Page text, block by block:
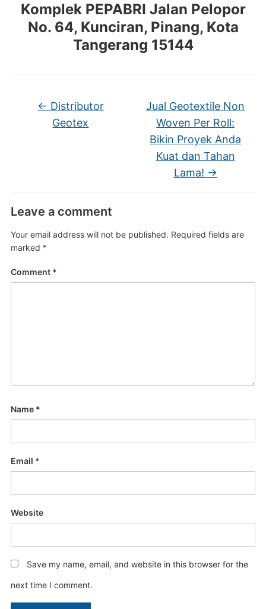
Komplek PEPABRI Jalan Pelopor
No. 64, Kunciran, Pinang, Kota
Tangerang 15144
← Distributor
Geotex
Jual Geotextile Non
Woven Per Roll:
Bikin Proyek Anda
Kuat dan Tahan
Lama! →
Leave a comment
Your email address will not be published. Required fields are
marked *
Comment *
Name *
Email *
Website
Save my name, email, and website in this browser for the
next time I comment.